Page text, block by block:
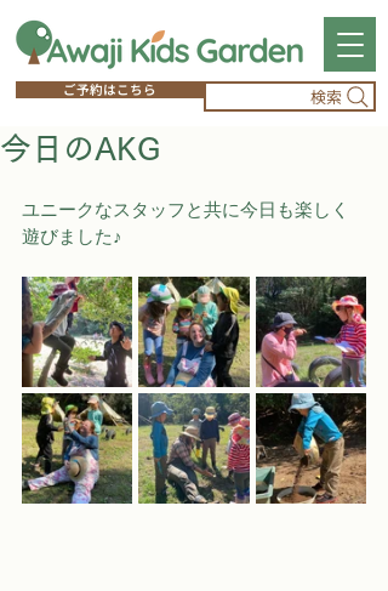
ご予約はこちら 検索
今日のAKG
ユニークなスタッフと共に今日も楽しく
遊びました♪